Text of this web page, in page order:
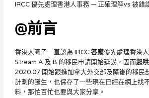
IRCC 優先處理香港人事務 — 正確理解vs 被錯
@前言
香港人圈子一直認為 IRCC答應優先處理香港
Stream A 及 B 的移民申請開始延誤，因而起哄
2020.07 開始跟進加拿大外交部及隨後的移民
計劃的誕生，也保存了一些現在已經在網上找
料，那怕百忙也要與大家分享。